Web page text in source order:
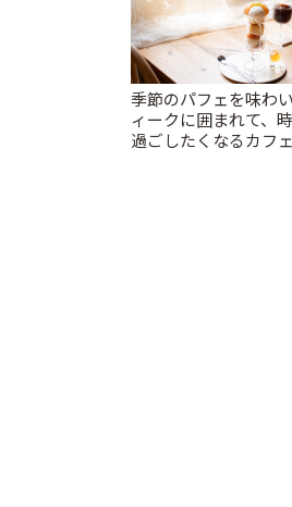
季節のパフェを味わ
ィークに囲まれて、
過ごしたくなるカフ